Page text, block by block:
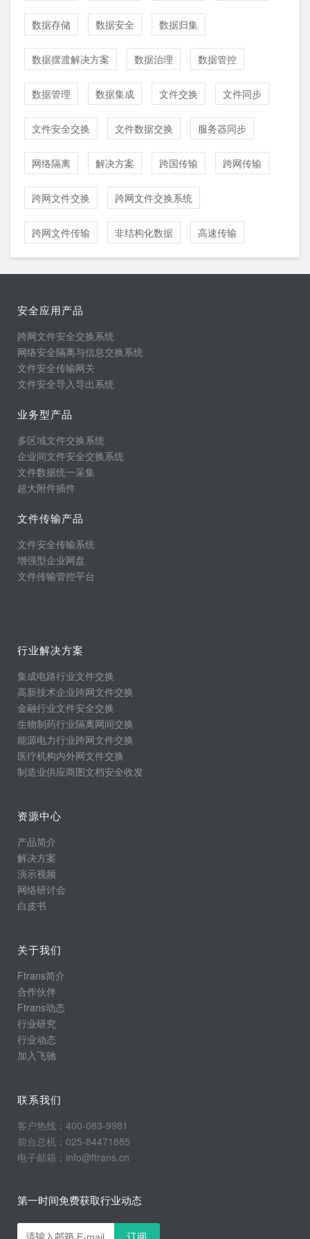
数据存储 数据安全 数据归集
数据摆渡解决方案 数据治理 数据管控
数据管理 数据集成 文件交换 文件同步
文件安全交换 文件数据交换 服务器同步
网络隔离 解决方案 跨国传输 跨网传输
跨网文件交换 跨网文件交换系统
跨网文件传输 非结构化数据 高速传输
安全应用产品
跨网文件安全交换系统
网络安全隔离与信息交换系统
文件安全传输网关
文件安全导入导出系统
业务型产品
多区域文件交换系统
企业间文件安全交换系统
文件数据统一采集
超大附件插件
文件传输产品
文件安全传输系统
增强型企业网盘
文件传输管控平台
行业解决方案
集成电路行业文件交换
高新技术企业跨网文件交换
金融行业文件安全交换
生物制药行业隔离网间交换
能源电力行业跨网文件交换
医疗机构内外网文件交换
制造业供应商图文档安全收发
资源中心
产品简介
解决方案
演示视频
网络研讨会
白皮书
关于我们
Ftrans简介
合作伙伴
Ftrans动态
行业研究
行业动态
加入飞驰
联系我们
客户热线：400-083-9981
前台总机：025-84471885
电子邮箱：info@ftrans.cn
第一时间免费获取行业动态